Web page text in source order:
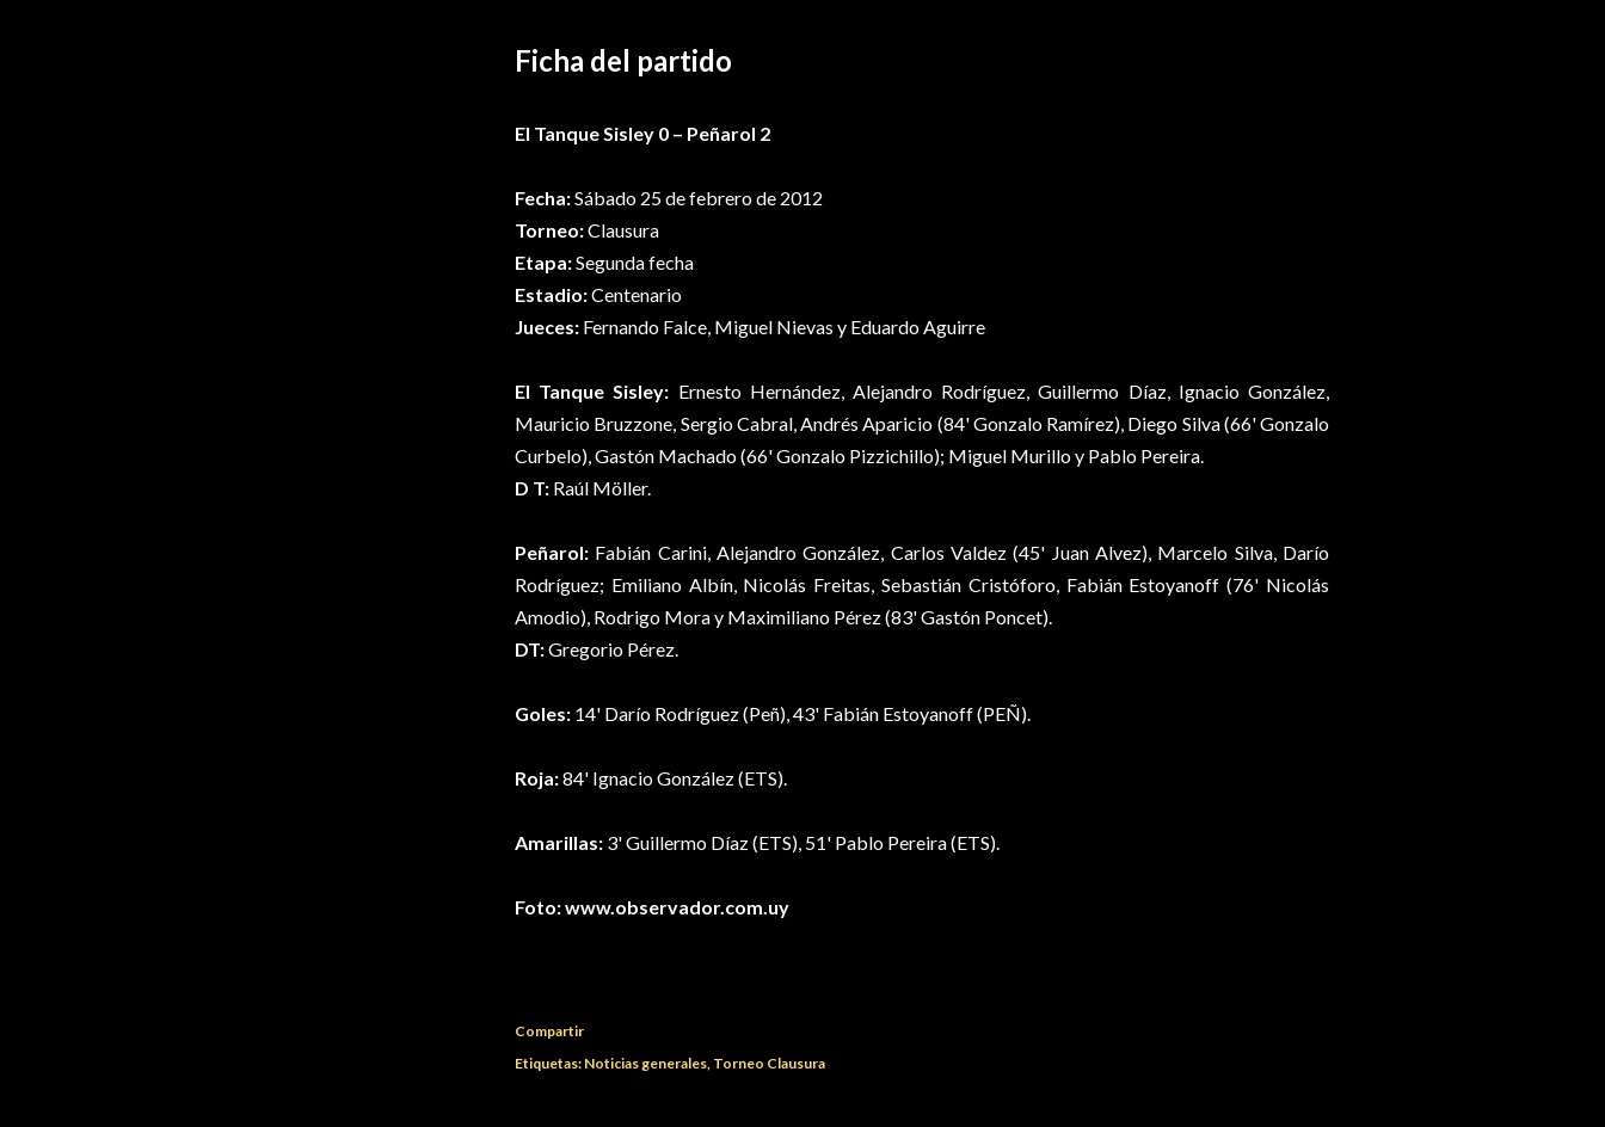
Ficha del partido
El Tanque Sisley 0 – Peñarol 2
Fecha:Sábado 25 de febrero de 2012
Torneo:Clausura
Etapa:Segunda fecha
Estadio:Centenario
Jueces: Fernando Falce, Miguel Nievas y Eduardo Aguirre
El Tanque Sisley: Ernesto Hernández, Alejandro Rodríguez, Guillermo Díaz, Ignacio González,
Mauricio Bruzzone, Sergio Cabral, Andrés Aparicio (84' Gonzalo Ramírez), Diego Silva (66' Gonzalo
Curbelo), Gastón Machado (66' Gonzalo Pizzichillo); Miguel Murillo y Pablo Pereira.
D T: Raúl Möller.
Peñarol: Fabián Carini, Alejandro González, Carlos Valdez (45' Juan Alvez), Marcelo Silva, Darío
Rodríguez; Emiliano Albín, Nicolás Freitas, Sebastián Cristóforo, Fabián Estoyanoff (76' Nicolás
Amodio), Rodrigo Mora y Maximiliano Pérez (83' Gastón Poncet).
DT:Gregorio Pérez.
Goles: 14' Darío Rodríguez (Peñ), 43' Fabián Estoyanoff (PEÑ).
Roja:84' Ignacio González (ETS).
Amarillas: 3' Guillermo Díaz (ETS), 51' Pablo Pereira (ETS).
Foto:www.observador.com.uy
Compartir
Etiquetas: Noticias generales Torneo Clausura